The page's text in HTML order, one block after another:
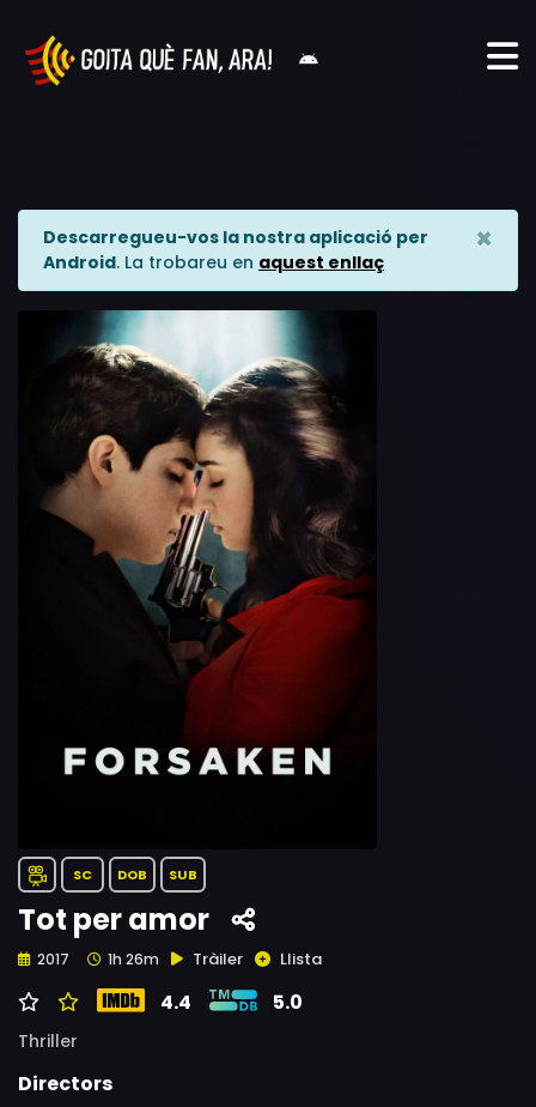
Descarregueu-vos la nostra aplicació per
Android. La trobareu en aquest enllaç
×
SC DOB SUB
Tot per amor
2017 1h 26m Tràiler Llista
4.4 5.0
Thriller
Directors